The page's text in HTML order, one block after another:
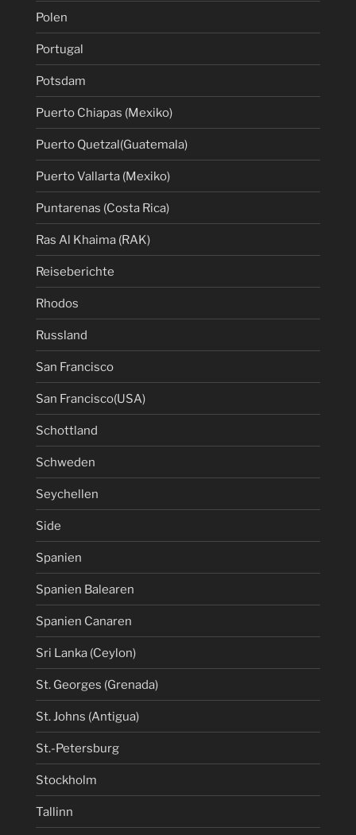
Polen
Portugal
Potsdam
Puerto Chiapas (Mexiko)
Puerto Quetzal(Guatemala)
Puerto Vallarta (Mexiko)
Puntarenas (Costa Rica)
Ras Al Khaima (RAK)
Reiseberichte
Rhodos
Russland
San Francisco
San Francisco(USA)
Schottland
Schweden
Seychellen
Side
Spanien
Spanien Balearen
Spanien Canaren
Sri Lanka (Ceylon)
St. Georges (Grenada)
St. Johns (Antigua)
St.-Petersburg
Stockholm
Tallinn